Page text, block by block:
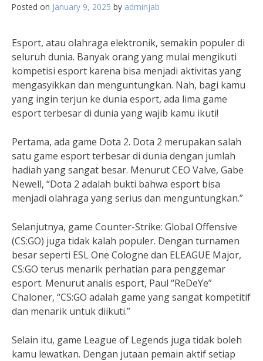
Posted on January 9, 2025 by adminjab
Esport, atau olahraga elektronik, semakin populer di
seluruh dunia. Banyak orang yang mulai mengikuti
kompetisi esport karena bisa menjadi aktivitas yang
mengasyikkan dan menguntungkan. Nah, bagi kamu
yang ingin terjun ke dunia esport, ada lima game
esport terbesar di dunia yang wajib kamu ikuti!
Pertama, ada game Dota 2. Dota 2 merupakan salah
satu game esport terbesar di dunia dengan jumlah
hadiah yang sangat besar. Menurut CEO Valve, Gabe
Newell, “Dota 2 adalah bukti bahwa esport bisa
menjadi olahraga yang serius dan menguntungkan.”
Selanjutnya, game Counter-Strike: Global Offensive
(CS:GO) juga tidak kalah populer. Dengan turnamen
besar seperti ESL One Cologne dan ELEAGUE Major,
CS:GO terus menarik perhatian para penggemar
esport. Menurut analis esport, Paul “ReDeYe”
Chaloner, “CS:GO adalah game yang sangat kompetitif
dan menarik untuk diikuti.”
Selain itu, game League of Legends juga tidak boleh
kamu lewatkan. Dengan jutaan pemain aktif setiap